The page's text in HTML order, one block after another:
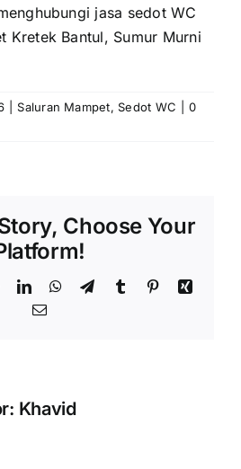
jasa sedot WC
Kretek Bantul, Sumur Murni
Saluran Mampet,Sedot WC
0
Choose Your
LinkedInWhatsApp
TelegramTumblr PinterestXing
Email
Khavid